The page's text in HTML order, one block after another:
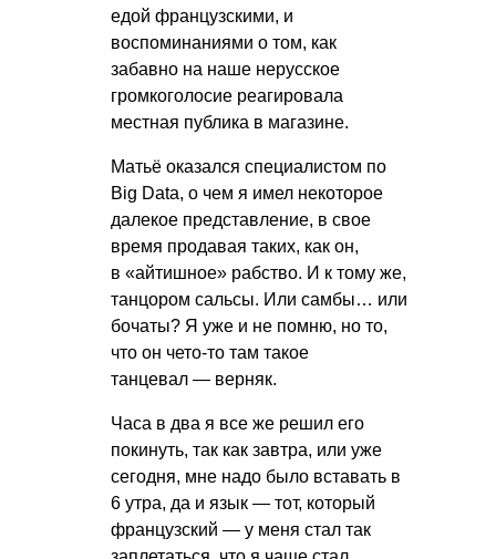
едой французскими, и
воспоминаниями о том, как
забавно на наше нерусское
громкоголосие реагировала
местная публика в магазине.
Матьё оказался специалистом по
Big Data, о чем я имел некоторое
далекое представление, в свое
время продавая таких, как он,
в «айтишное» рабство. И к тому же,
танцором сальсы. Или самбы… или
бочаты? Я уже и не помню, но то,
что он чето-то там такое
танцевал — верняк.
Часа в два я все же решил его
покинуть, так как завтра, или уже
сегодня, мне надо было вставать в
6 утра, да и язык — тот, который
французский — у меня стал так